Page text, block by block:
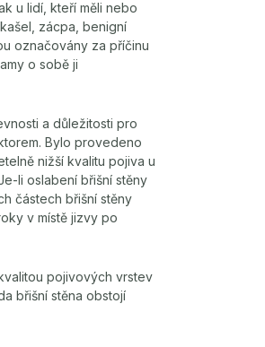
u lidí, kteří měli nebo
zácpa, benigní
označovány za příčinu
o sobě ji
a důležitosti pro
Bylo provedeno
nižší kvalitu pojiva u
li oslabení břišní stěny
částech břišní stěny
v místě jizvy po
pojivových vrstev
břišní stěna obstojí